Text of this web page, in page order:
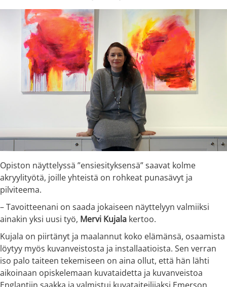
Opiston näyttelyssä ”ensiesityksensä” saavat kolme
akryylityötä, joille yhteistä on rohkeat punasävyt ja
pilviteema.
– Tavoitteenani on saada jokaiseen näyttelyyn valmiiksi
ainakin yksi uusi työ, Mervi Kujala kertoo.
Kujala on piirtänyt ja maalannut koko elämänsä, osaamista
löytyy myös kuvanveistosta ja installaatioista. Sen verran
iso palo taiteen tekemiseen on aina ollut, että hän lähti
aikoinaan opiskelemaan kuvataidetta ja kuvanveistoa